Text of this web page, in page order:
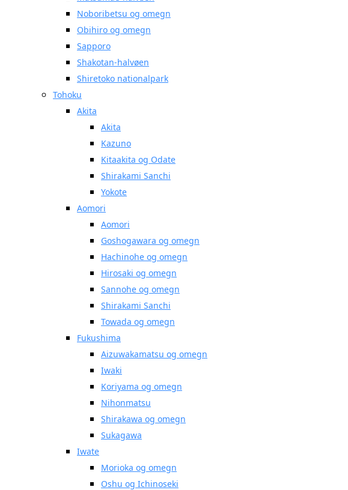
Noboribetsu og omegn
Obihiro og omegn
Sapporo
Shakotan-halvøen
Shiretoko nationalpark
Tohoku
Akita
Akita
Kazuno
Kitaakita og Odate
Shirakami Sanchi
Yokote
Aomori
Aomori
Goshogawara og omegn
Hachinohe og omegn
Hirosaki og omegn
Sannohe og omegn
Shirakami Sanchi
Towada og omegn
Fukushima
Aizuwakamatsu og omegn
Iwaki
Koriyama og omegn
Nihonmatsu
Shirakawa og omegn
Sukagawa
Iwate
Morioka og omegn
Oshu og Ichinoseki